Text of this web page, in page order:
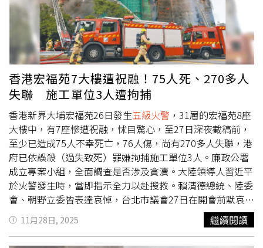
政會議非官守議員及公務員，在政府總部默哀3分鐘，為在
大埔火災不幸罹難的人士致以沉痛哀悼。在哀悼期間，香港
民政事務總署會於全港18區設置弔唁處，供市民簽署弔唁
冊，以表達對罹難者的深切悼念。簽署弔唁冊的時間為11月
29日至12月1日期間，每日上午9時至下午9時。根據香港特
區政府今（28）日下午記者會中宣布的最新消息，目前大埔
宏福苑已造成128人死亡、79人受傷，並仍有多人失聯。香
港警方已陸續拘捕與宏福苑維修工程相關的工程公司負責
人，包括董事與工程顧問；廉政公署也成立專案小組，將深
入調查是否涉及貪腐問題，截至今日晚間21時，共已先後拘
捕7男1女共8名人士，包括工程顧問、棚架工程分判商及中
間人。
香港宏福苑7大樓遭祝融！75人死、270多人
失聯 施工單位3人遭拘捕
香港新界大埔宏福苑26日發生五級火警 ，31層的宏福苑8座
大樓中，有7座慘遭祝融，怵目驚心，至27日深夜截稿前，
至少已造成75人不幸死亡，76人傷，尚有270多人失聯，港
府已依誤殺（過失致死）罪嫌拘捕施工單位3人。廉政公署
成立專案小組，全面調查是否涉及貪瀆。大陸領導人習近平
於火警發生時，當即指示全力以赴搜救。賴清德總統、陸委
會、朝野立委皆表達哀悼，台北市議會27日在開會前默哀。
港府與消防部門表示，26日下午2時51分，宏昌閣外牆維修
的鷹架區域首先起火，在風勢助燃下，火勢在短短數十分鐘
11月28日, 2025 繼續閱讀